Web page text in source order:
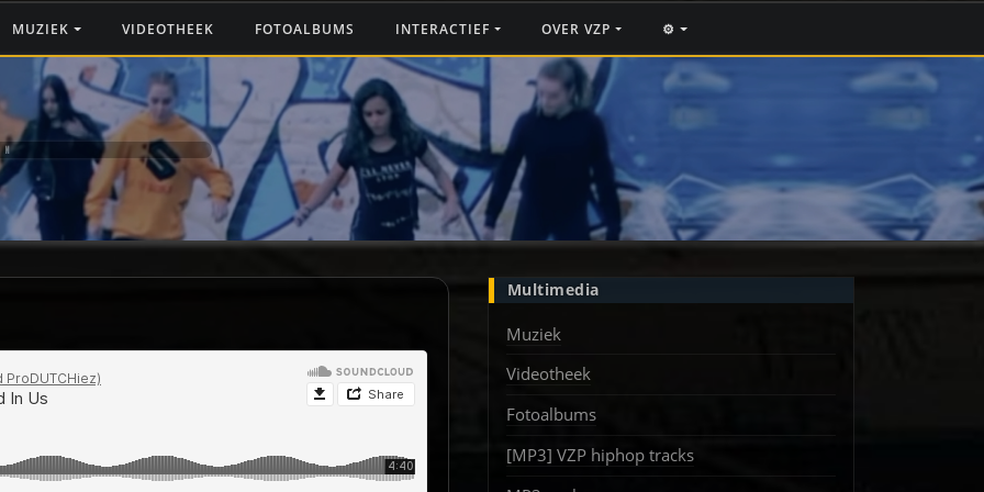
MUZIEK VIDEOTHEEK FOTOALBUMS INTERACTIEF OVER VZP ⚙️
Multimedia
Muziek
Videotheek
Fotoalbums
[MP3] VZP hiphop tracks